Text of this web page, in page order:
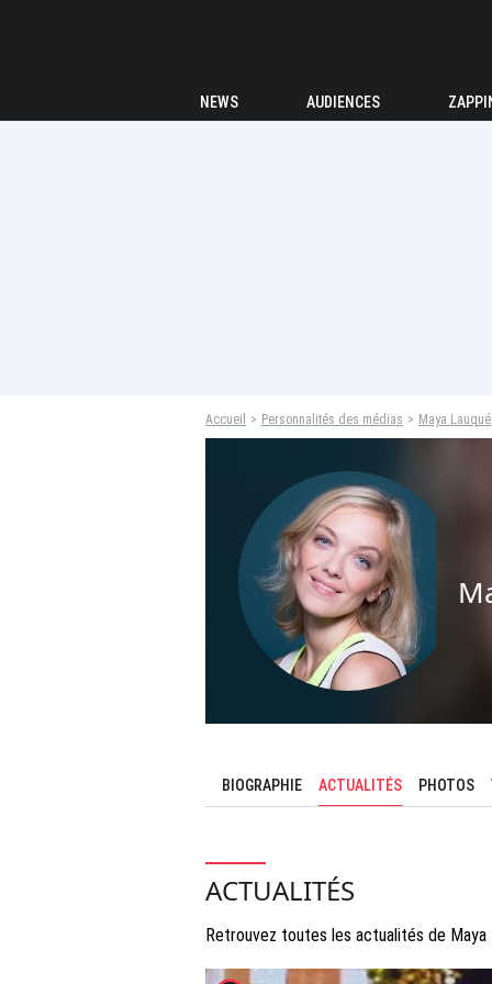
NEWS AUDIENCES
Accueil Personnalités des médias Maya Lauqué
BIOGRAPHIE ACTUALITÉS PHOTOS
ACTUALITÉS
Retrouvez toutes les actualités de Maya